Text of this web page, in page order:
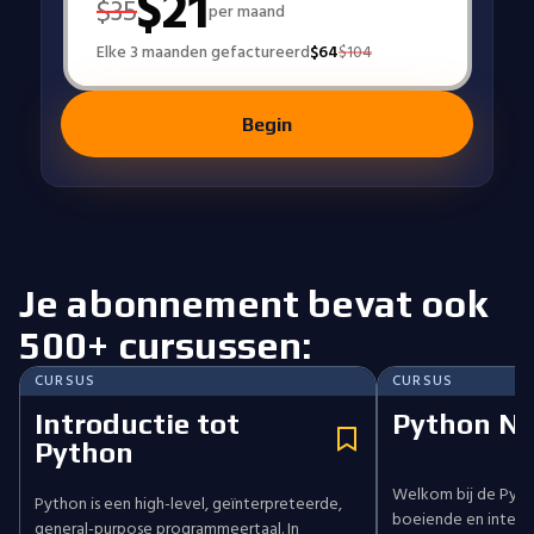
$35
per maand
Elke 3 maanden gefactureerd$64$104
Begin
Je abonnement bevat ook
500+ cursussen:
CURSUS
Introductie tot
Python
Python is een high-level, geïnterpreteerde,
CURSUS
Python
Welkom bij de
boeiende en